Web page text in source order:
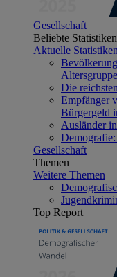
Gesellschaft
Beliebte Statistiken
Aktuelle Statistiken
Die
Empfänger
Bürgergeld
Ausländer
Gesellschaft
Themen
Weitere Themen
Top Report